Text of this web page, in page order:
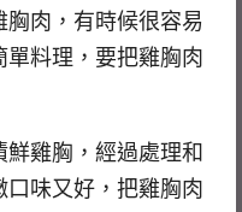
肉，有時候很容易
料理，要把雞胸肉
雞胸，經過處理和
味又好，把雞胸肉